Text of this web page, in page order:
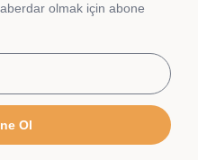
olmak için abone
Ol